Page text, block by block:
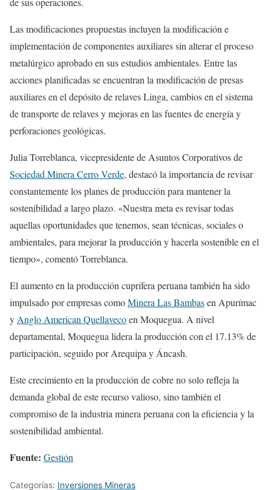
Las modificaciones propuestas incluyen la modificación e
implementación de componentes auxiliares sin alterar el proceso
metalúrgico aprobado en sus estudios ambientales. Entre las
acciones planificadas se encuentran la modificación de presas
auxiliares en el depósito de relaves Linga, cambios en el sistema
de transporte de relaves y mejoras en las fuentes de energía y
perforaciones geológicas.
Julia Torreblanca, vicepresidente de Asuntos Corporativos de
Sociedad Minera Cerro Verde, destacó la importancia de revisar
constantemente los planes de producción para mantener la
sostenibilidad a largo plazo. «Nuestra meta es revisar todas
aquellas oportunidades que tenemos, sean técnicas, sociales o
ambientales, para mejorar la producción y hacerla sostenible en el
tiempo», comentó Torreblanca.
El aumento en la producción cuprífera peruana también ha sido
impulsado por empresas comoMinera Las Bambasen Apurímac
yAnglo American Quellavecoen Moquegua. A nivel
departamental, Moquegua lidera la producción con el 17.13% de
participación, seguido por Arequipa y Áncash.
Este crecimiento en la producción de cobre no solo refleja la
demanda global de este recurso valioso, sino también el
compromiso de la industria minera peruana con la eficiencia y la
sostenibilidad ambiental.
Fuente: Gestión
Categorías: Inversiones Mineras